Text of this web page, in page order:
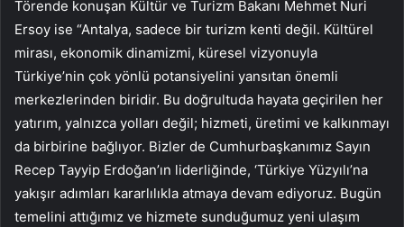
Törende konuşan Kültür ve Turizm Bakanı Mehmet Nuri
Ersoy ise “Antalya, sadece bir turizm kenti değil. Kültürel
mirası, ekonomik dinamizmi, küresel vizyonuyla
Türkiye’nin çok yönlü potansiyelini yansıtan önemli
merkezlerinden biridir. Bu doğrultuda hayata geçirilen her
yatırım, yalnızca yolları değil; hizmeti, üretimi ve kalkınmayı
da birbirine bağlıyor. Bizler de Cumhurbaşkanımız Sayın
Recep Tayyip Erdoğan’ın liderliğinde, ‘Türkiye Yüzyılı’na
yakışır adımları kararlılıkla atmaya devam ediyoruz. Bugün
temelini attığımız ve hizmete sunduğumuz yeni ulaşım